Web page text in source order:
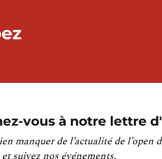
vous à notre lettre
manquer de l’actualité de l’open
suivez nos événements.